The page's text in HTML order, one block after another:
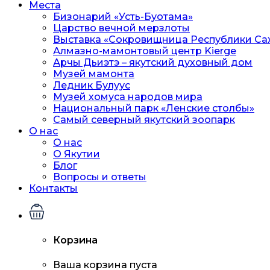
Места
Бизонарий «Усть-Буотама»
Царство вечной мерзлоты
Выставка «Сокровищница Республики
Алмазно-мамонтовый центр Kierge
Арчы Дьиэтэ – якутский духовный дом
Музей мамонта
Ледник Булуус
Музей хомуса народов мира
Национальный парк «Ленские столбы»
Самый северный якутский зоопарк
О нас
О нас
О Якутии
Блог
Вопросы и ответы
Контакты
Корзина
Ваша корзина пуста